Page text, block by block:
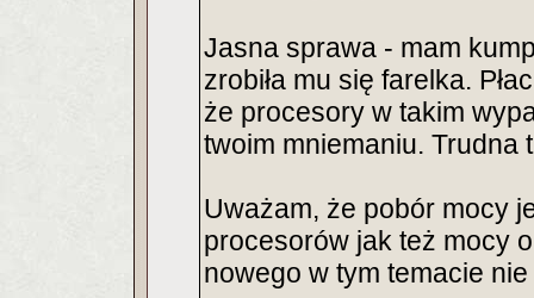
Jasna sprawa - mam
zrobiła mu się farelka.
że procesory w takim
twoim mniemaniu. Trudna
Uważam, że pobór mocy
procesorów jak też mocy
nowego w tym temacie nie